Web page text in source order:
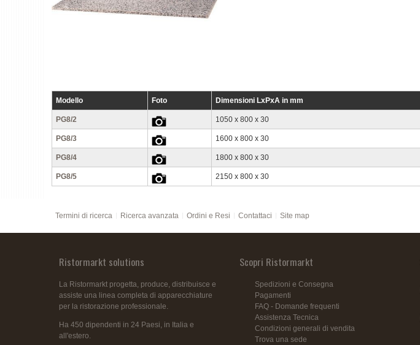
Modello Foto Dimensioni LxPxA in mm
PG8/2 1050 x 800 x 30
PG8/3 1600 x 800 x 30
PG8/4 1800 x 800 x 30
PG8/5 2150 x 800 x 30
Termini di ricerca Ricerca avanzata Ordini e Resi Contattaci Site map
Ristormarkt solutions
La Ristormarkt progetta, produce, distribuisce e
assiste una linea completa di apparecchiature
per la ristorazione professionale.
Ha 450 dipendenti in 24 Paesi, in Italia e
all'estero.
Scopri Ristormarkt
Spedizioni e Consegna
Pagamenti
FAQ - Domande frequenti
Assistenza Tecnica
Condizioni generali di vendita
Trova una sede